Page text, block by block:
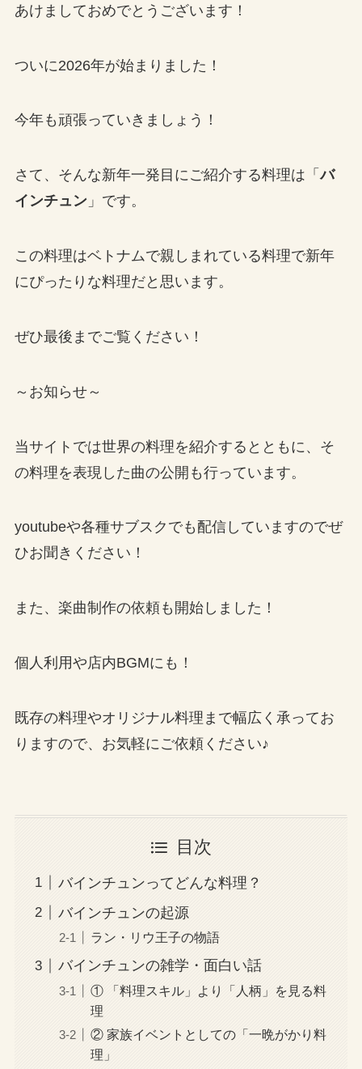
あけましておめでとうございます！
ついに2026年が始まりました！
今年も頑張っていきましょう！
さて、そんな新年一発目にご紹介する料理は「バ
インチュン」です。
この料理はベトナムで親しまれている料理で新年
にぴったりな料理だと思います。
ぜひ最後までご覧ください！
～お知らせ～
当サイトでは世界の料理を紹介するとともに、そ
の料理を表現した曲の公開も行っています。
youtubeや各種サブスクでも配信していますのでぜ
ひお聞きください！
また、楽曲制作の依頼も開始しました！
個人利用や店内BGMにも！
既存の料理やオリジナル料理まで幅広く承ってお
りますので、お気軽にご依頼ください♪
目次
バインチュンってどんな料理？
バインチュンの起源
ラン・リウ王子の物語
バインチュンの雑学・面白い話
① 「料理スキル」より「人柄」を見る料
理
② 家族イベントとしての「一晩がかり料
理」